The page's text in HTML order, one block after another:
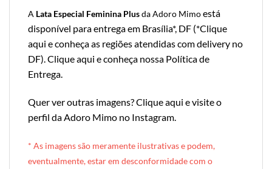
A Lata Especial Feminina Plusda Adoro Mimoestá
disponível para entrega em Brasília*, DF (*Clique
aqui e conheça as regiões atendidas com delivery no
DF).Clique aqui e conheça nossa Política de
Entrega.
Quer ver outras imagens?Clique aqui e visite o
perfil da Adoro Mimo no Instagram.
* As imagens são meramente ilustrativas e podem,
eventualmente, estar em desconformidade com o